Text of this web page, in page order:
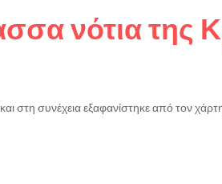
νότια της
στη συνέχεια εξαφανίστηκε από τον